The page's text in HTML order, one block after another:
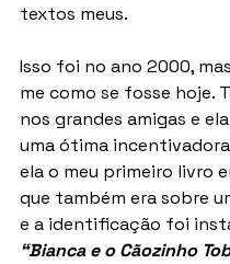
textos meus.
Isso foi no ano 2000,
me como se fosse hoje.
nos grandes amigas e
uma ótima
ela o meu primeiro livro
que também era sobre
e a identificação foi
“Bianca e o Cãozinho